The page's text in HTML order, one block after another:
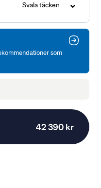
Svala täcken
som
42 390 kr